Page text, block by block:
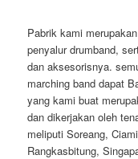
Pabrik kami
penyalur drumband,
dan aksesorisnya.
marching band dapat
yang kami buat
dan dikerjakan oleh
meliputi Soreang,
Rangkasbitung,